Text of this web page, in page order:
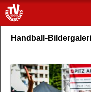
Handball-